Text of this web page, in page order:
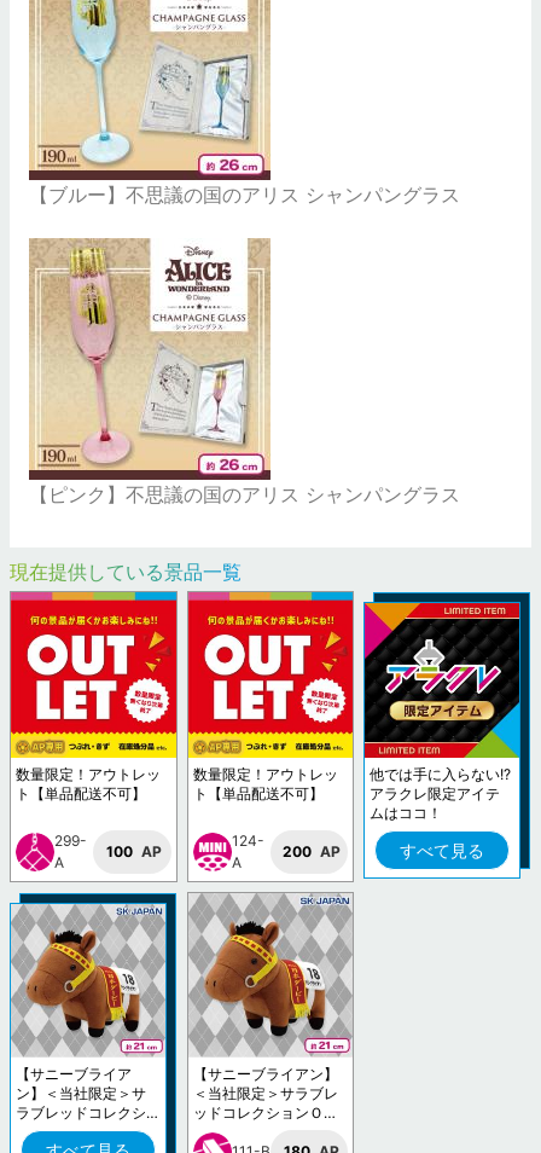
【ブルー】不思議の国のアリス シャンパングラス
【ピンク】不思議の国のアリス シャンパングラス
現在提供している景品一覧
数量限定！アウトレッ
ト【単品配送不可】
299-
A
100 AP
数量限定！アウトレッ
ト【単品配送不可】
124-
A
200 AP
他では手に入らない!?
アラクレ限定アイテ
ムはココ！
すべて見る
【サニーブライア
ン】＜当社限定＞サ
ラブレッドコレクシ
ョンＯＫぬいぐるみ1
【サニーブライアン】
＜当社限定＞サラブレ
ッドコレクションＯＫ
ぬいぐるみ10